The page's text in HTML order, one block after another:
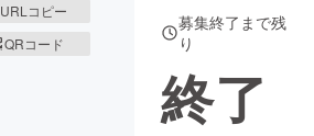
URLコピー
QRコード
募集終了まで残
り
終了